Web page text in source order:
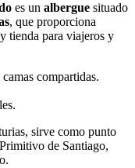
es un albergue situado
, que proporciona
tienda para viajeros y
compartidas.
sirve como punto
de Santiago,